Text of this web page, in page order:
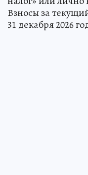
Взносы за
31 декабря 2026